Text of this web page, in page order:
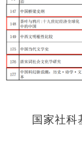
国家社科